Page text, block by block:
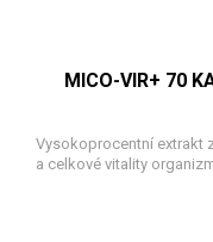
MICO-VIR+ 70
Vysokoprocentní extrakt
a celkové vitality